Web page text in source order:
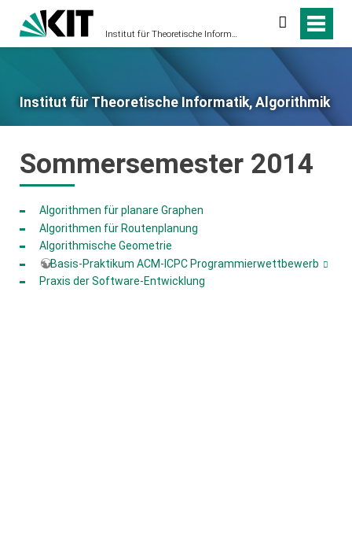
Institut für Theoretische Informatik, Algorithmik
Suche
Institut für Theoretische Informatik, Algorithmik
Sommersemester 2014
Algorithmen für planare Graphen
Algorithmen für Routenplanung
Algorithmische Geometrie
Basis-Praktikum ACM-ICPC Programmierwettbewerb
Praxis der Software-Entwicklung